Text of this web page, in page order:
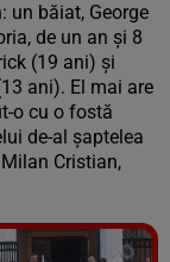
un băiat, George
de un an şi 8
(19 ani) şi
ani). El mai are
o cu o fostă
de-al şaptelea
Cristian,